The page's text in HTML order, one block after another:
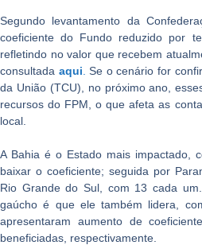
Segundo levantamento da
coeficiente do Fundo reduzido por
refletindo no valor que recebem
consultada aqui Se o cenário for
da União (TCU), no próximo ano,
recursos do FPM, o que afeta as
local.
A Bahia é o Estado mais impactado,
baixar o coeficiente; seguida por
Rio Grande do Sul, com 13 cada
gaúcho é que ele também lidera,
apresentaram aumento de
beneficiadas, respectivamente.